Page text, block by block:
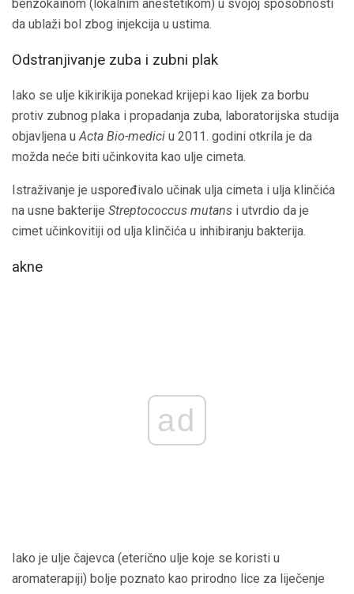
benzokainom (lokalnim anestetikom) u svojoj sposobnosti
da ublaži bol zbog injekcija u ustima.
Odstranjivanje zuba i zubni plak
Iako se ulje kikirikija ponekad krijepi kao lijek za borbu
protiv zubnog plaka i propadanja zuba, laboratorijska studija
objavljena uActa Bio-medici u 2011. godini otkrila je da
možda neće biti učinkovita kao ulje cimeta.
Istraživanje je uspoređivalo učinak ulja cimeta i ulja klinčića
na usne bakterije Streptococcus mutans i utvrdio da je
cimet učinkovitiji od ulja klinčića u inhibiranju bakterija.
akne
ad
Iako je ulje čajevca (eterično ulje koje se koristi u
aromaterapiji) bolje poznato kao prirodno lice za liječenje